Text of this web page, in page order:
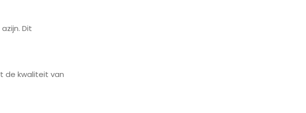
Dit
de kwaliteit van